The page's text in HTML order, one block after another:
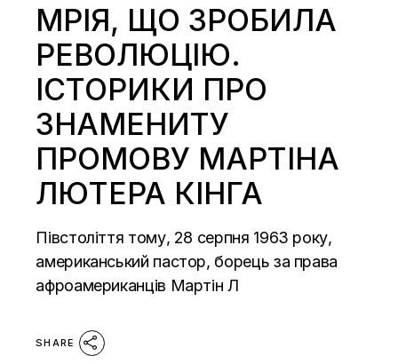
МРІЯ, ЩО ЗРОБИЛА
РЕВОЛЮЦІЮ.
ІСТОРИКИ ПРО
ЗНАМЕНИТУ
ПРОМОВУ МАРТІНА
ЛЮТЕРА КІНГА
Півстоліття тому, 28 серпня 1963 року,
американський пастор, борець за права
афроамериканців Мартін Л
SHARE